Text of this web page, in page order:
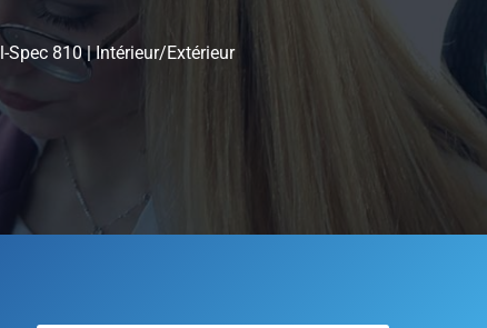
Spec 810 | Intérieur/Extérieur